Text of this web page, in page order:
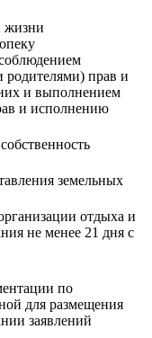
жизни
прав и
и выполнением
и исполнению
земельных
отдыха и
не менее 21 дня с
по
для размещения
заявлений